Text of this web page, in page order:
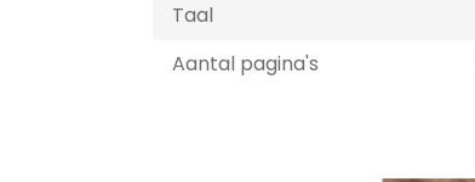
Taal
Aantal pagina's